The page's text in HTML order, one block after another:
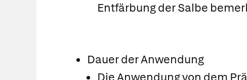
Entfärbung der Salbe
Dauer der Anwendung